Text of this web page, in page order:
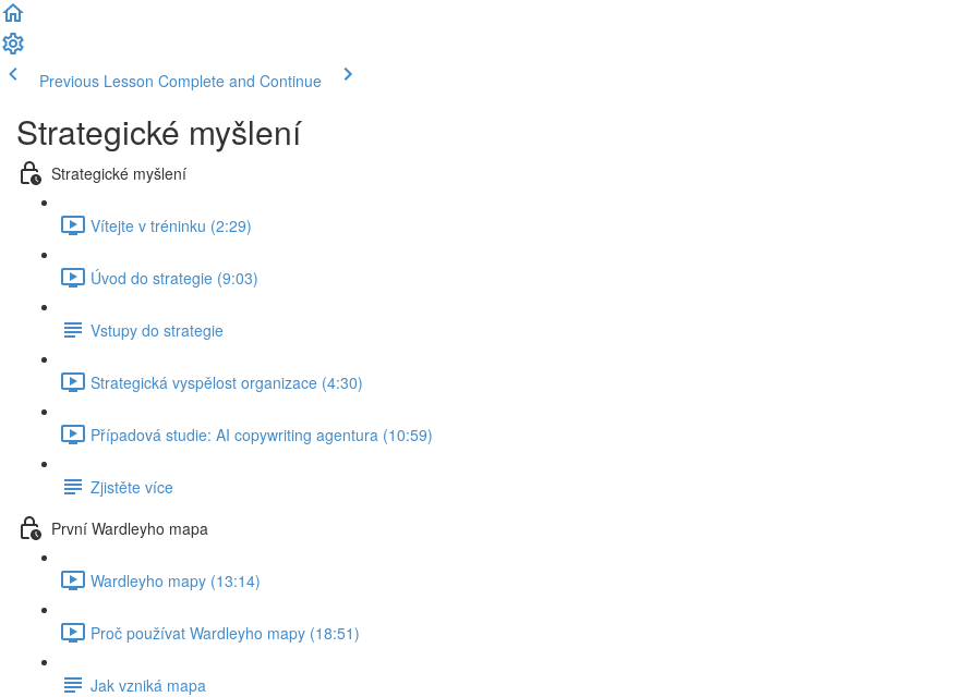
Previous Lesson Complete and Continue
Strategické myšlení
Strategické myšlení
Vítejte v tréninku (2:29)
Úvod do strategie (9:03)
Vstupy do strategie
Strategická vyspělost organizace (4:30)
Případová studie: AI copywriting agentura (10:59)
Zjistěte více
První Wardleyho mapa
Wardleyho mapy (13:14)
Proč používat Wardleyho mapy (18:51)
Jak vzniká mapa